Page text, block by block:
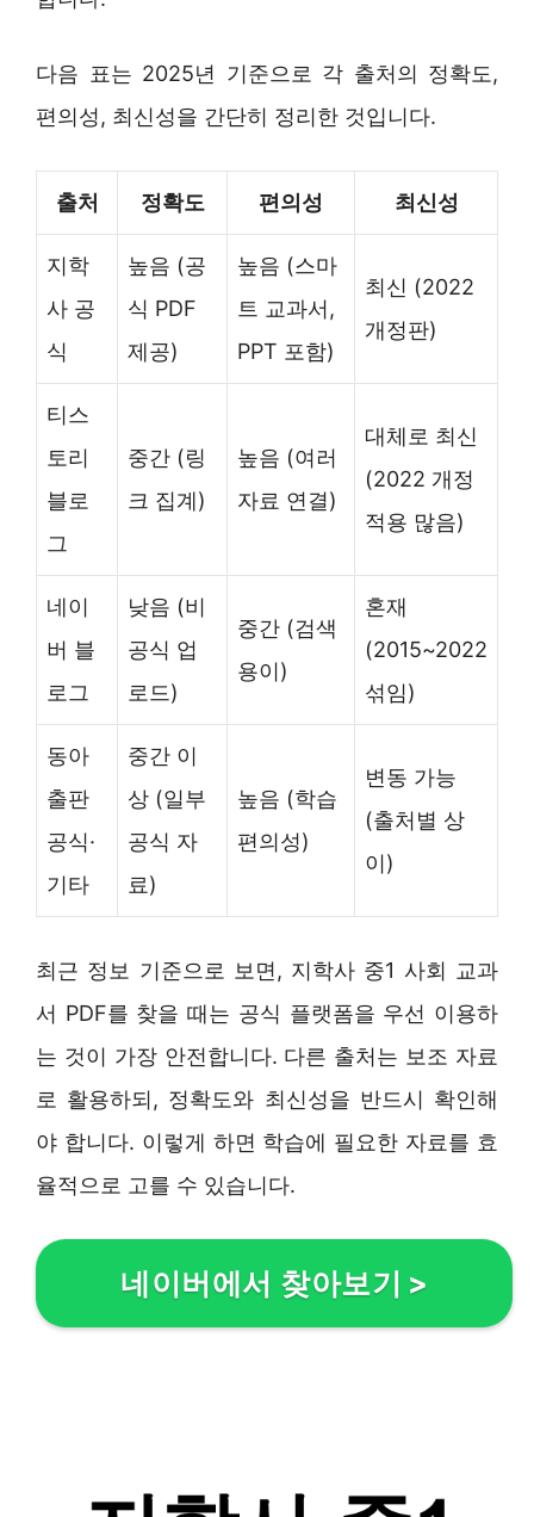
다음 표는 2025년 기준으로 각 출처의 정확도,
편의성, 최신성을 간단히 정리한 것입니다.
출처 정확도 편의성 최신성
지학
사 공
식
높음 (공
식 PDF
제공)
높음 (스마
트 교과서,
PPT 포함)
최신 (2022
개정판)
티스
토리
블로
그
중간 (링
크 집계)
높음 (여러
자료 연결)
대체로 최신
(2022 개정
적용 많음)
네이
버 블
로그
낮음 (비
공식 업
로드)
중간 (검색
용이)
혼재
(2015~2022
섞임)
동아
출판
공식·
기타
중간 이
상 (일부
공식 자
료)
높음 (학습
편의성)
변동 가능
(출처별 상
이)
최근 정보 기준으로 보면, 지학사 중1 사회 교과
서 PDF를 찾을 때는 공식 플랫폼을 우선 이용하
는 것이 가장 안전합니다. 다른 출처는 보조 자료
로 활용하되, 정확도와 최신성을 반드시 확인해
야 합니다. 이렇게 하면 학습에 필요한 자료를 효
율적으로 고를 수 있습니다.
네이버에서 찾아보기 >